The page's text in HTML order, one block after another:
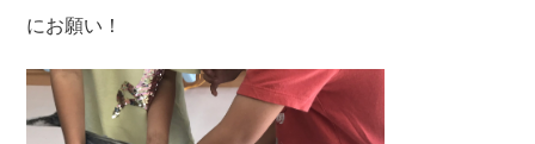
にお願い！